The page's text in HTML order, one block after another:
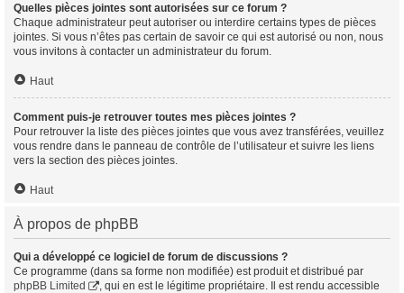
Quelles pièces jointes sont autorisées sur ce forum ?
Chaque administrateur peut autoriser ou interdire certains types de pièces
jointes. Si vous n’êtes pas certain de savoir ce qui est autorisé ou non, nous
vous invitons à contacter un administrateur du forum.
Haut
Comment puis-je retrouver toutes mes pièces jointes ?
Pour retrouver la liste des pièces jointes que vous avez transférées, veuillez
vous rendre dans le panneau de contrôle de l’utilisateur et suivre les liens
vers la section des pièces jointes.
Haut
À propos de phpBB
Qui a développé ce logiciel de forum de discussions ?
Ce programme (dans sa forme non modifiée) est produit et distribué par
phpBB Limited
, qui en est le légitime propriétaire. Il est rendu accessible